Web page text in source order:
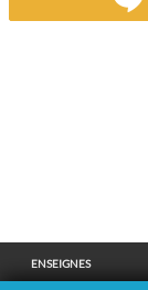
ENSEIGNES